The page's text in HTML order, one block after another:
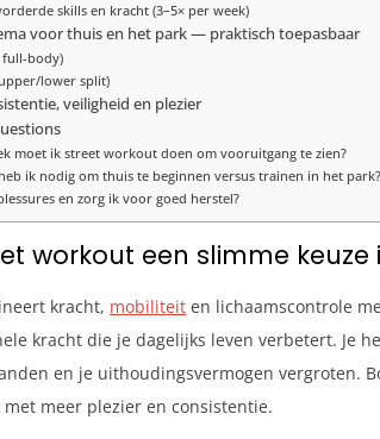
skills en kracht (3–5× per week)
voor thuis en het park — praktisch toepasbaar
full-body)
lower split)
veiligheid en plezier
moet ik street workout doen om vooruitgang te zien?
ik nodig om thuis te beginnen versus trainen in het park?
en zorg ik voor goed herstel?
workout een slimme
kracht, mobiliteit en lichaamscontrole
kracht die je dagelijks leven verbetert. Je
en je uithoudingsvermogen vergroten.
meer plezier en consistentie.